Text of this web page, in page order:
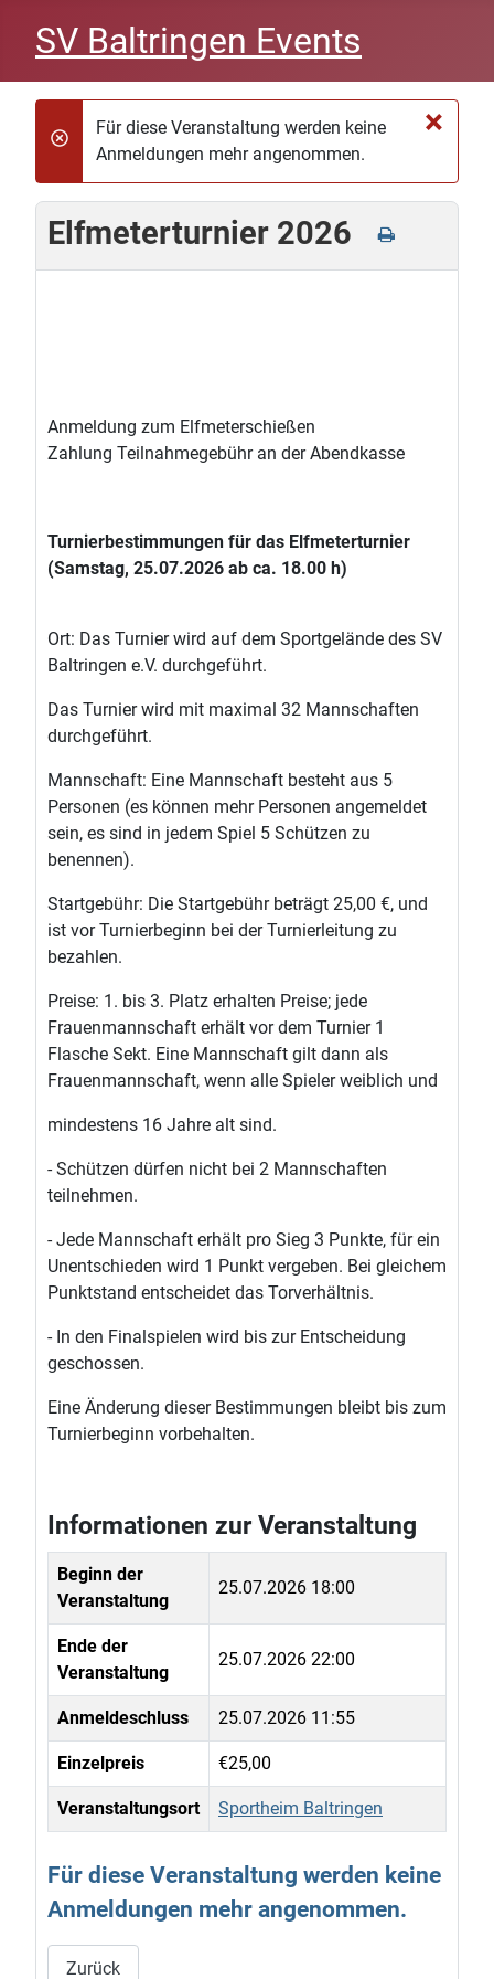
SV Baltringen Events
×
danger
Für diese Veranstaltung werden keine
Anmeldungen mehr angenommen.
Elfmeterturnier 2026
Anmeldung zum Elfmeterschießen
Zahlung Teilnahmegebühr an der Abendkasse
Turnierbestimmungen für das Elfmeterturnier
(Samstag, 25.07.2026 ab ca. 18.00 h)
Ort: Das Turnier wird auf dem Sportgelände des SV
Baltringen e.V. durchgeführt.
Das Turnier wird mit maximal 32 Mannschaften
durchgeführt.
Mannschaft: Eine Mannschaft besteht aus 5
Personen (es können mehr Personen angemeldet
sein, es sind in jedem Spiel 5 Schützen zu
benennen).
Startgebühr: Die Startgebühr beträgt 25,00 €, und
ist vor Turnierbeginn bei der Turnierleitung zu
bezahlen.
Preise: 1. bis 3. Platz erhalten Preise; jede
Frauenmannschaft erhält vor dem Turnier 1
Flasche Sekt. Eine Mannschaft gilt dann als
Frauenmannschaft, wenn alle Spieler weiblich und
mindestens 16 Jahre alt sind.
- Schützen dürfen nicht bei 2 Mannschaften
teilnehmen.
- Jede Mannschaft erhält pro Sieg 3 Punkte, für ein
Unentschieden wird 1 Punkt vergeben. Bei gleichem
Punktstand entscheidet das Torverhältnis.
- In den Finalspielen wird bis zur Entscheidung
geschossen.
Eine Änderung dieser Bestimmungen bleibt bis zum
Turnierbeginn vorbehalten.
Informationen zur Veranstaltung
Beginn der
Veranstaltung
25.07.2026 18:00
Ende der
Veranstaltung
25.07.2026 22:00
Anmeldeschluss 25.07.2026 11:55
Einzelpreis €25,00
Veranstaltungsort Sportheim Baltringen
Für diese Veranstaltung werden keine
Anmeldungen mehr angenommen.
Zurück